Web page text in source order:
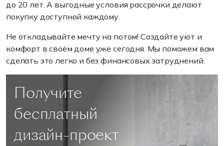
до 20 лет. А выгодные условия рассрочки делают
покупку доступной каждому.
Не откладывайте мечту на потом! Создайте уют и
комфорт в своём доме уже сегодня. Мы поможем вам
сделать это легко и без финансовых затруднений.
Получите
бесплатный
дизайн-проект